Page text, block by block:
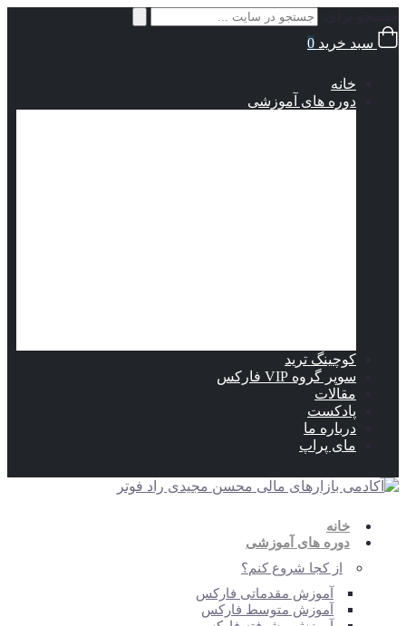
سبد خرید 0
خانه
دوره های آموزشی
کوچینگ ترید
سوپر گروه VIP فارکس
مقالات
پادکست
درباره ما
مای پراپ
خانه
دوره های آموزشی
از کجا شروع کنم؟
آموزش مقدماتی فارکس
آموزش متوسط فارکس